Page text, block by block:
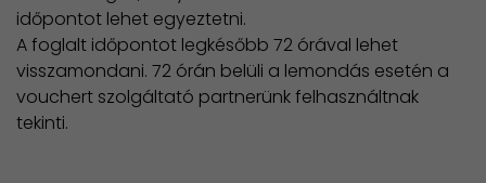
időpontot lehet egyeztetni.
​A foglalt időpontot legkésőbb 72 órával lehet
visszamondani. 72 órán belüli a lemondás esetén a
vouchert szolgáltató partnerünk felhasználtnak
tekinti.